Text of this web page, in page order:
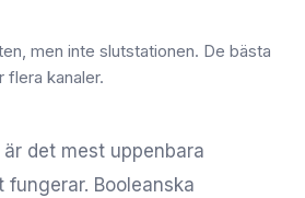
men inte slutstationen. De bästa
flera kanaler.
det mest uppenbara
Booleanska